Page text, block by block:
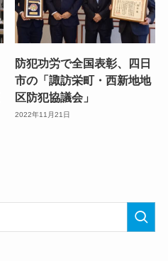
防犯功労で全国表彰、四日
市の「諏訪栄町・西新地地
区防犯協議会」
2022年11月21日